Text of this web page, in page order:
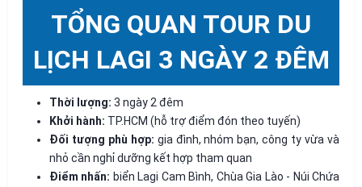
TỔNG QUAN TOUR DU
LỊCH LAGI 3 NGÀY 2 ĐÊM
Thời lượng: 3 ngày 2 đêm
Khởi hành: TP.HCM (hỗ trợ điểm đón theo tuyến)
Đối tượng phù hợp: gia đình, nhóm bạn, công ty vừa và
nhỏ cần nghỉ dưỡng kết hợp tham quan
Điểm nhấn: biển Lagi Cam Bình, Chùa Gia Lào - Núi Chứa